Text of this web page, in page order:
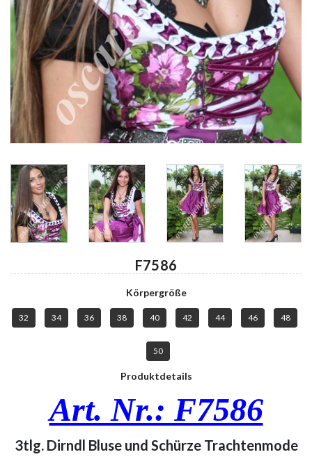
F7586
Körpergröße
32 34 36 38 40 42 44 46 48
50
Produktdetails
Art. Nr.: F7586
3tlg. Dirndl Bluse und Schürze Trachtenmode